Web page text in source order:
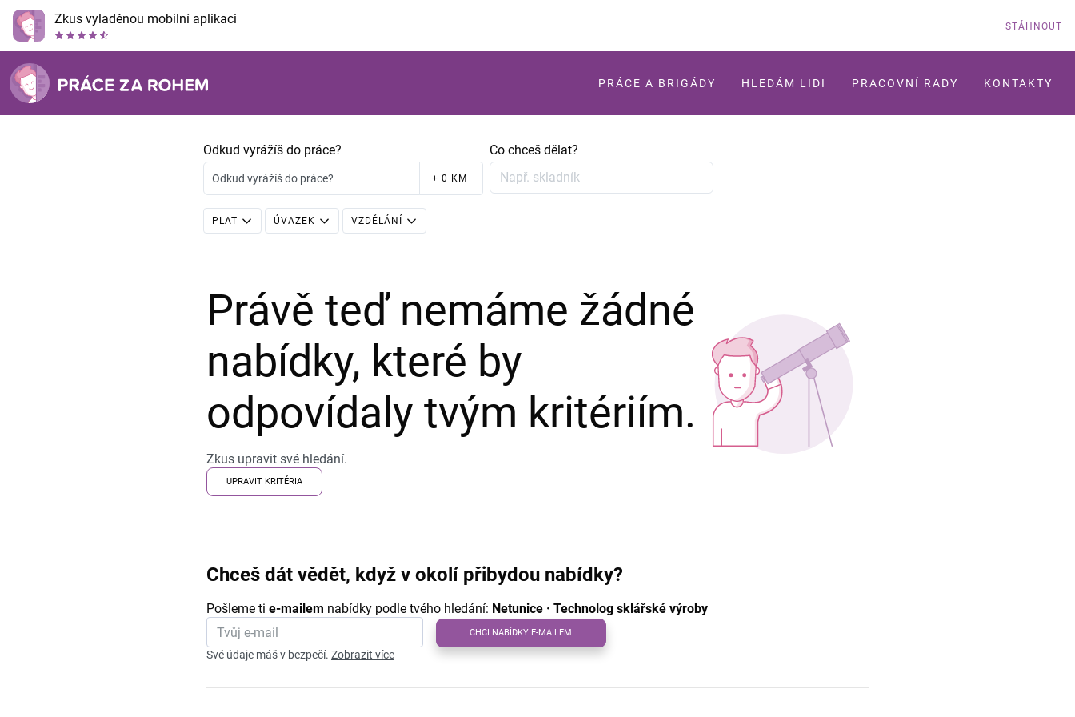
Zkus vyladěnou mobilní aplikaci STÁHNOUT
PRÁCE A BRIGÁDY HLEDÁM LIDI PRACOVNÍ RADY KONTAKTY
Odkud vyrážíš do práce?
Odkud vyrážíš do práce? + 0 KM
Co chceš dělat?
PLAT ÚVAZEK VZDĚLÁNÍ
Právě teď nemáme žádné
nabídky, které by
odpovídaly tvým kritériím.
Zkus upravit své hledání.
UPRAVIT KRITÉRIA
Chceš dát vědět, když v okolí přibydou nabídky?
Pošleme ti e-mailem nabídky podle tvého hledání: Netunice · Technolog sklářské výroby
CHCI NABÍDKY E-MAILEM
Své údaje máš v bezpečí. Zobrazit více